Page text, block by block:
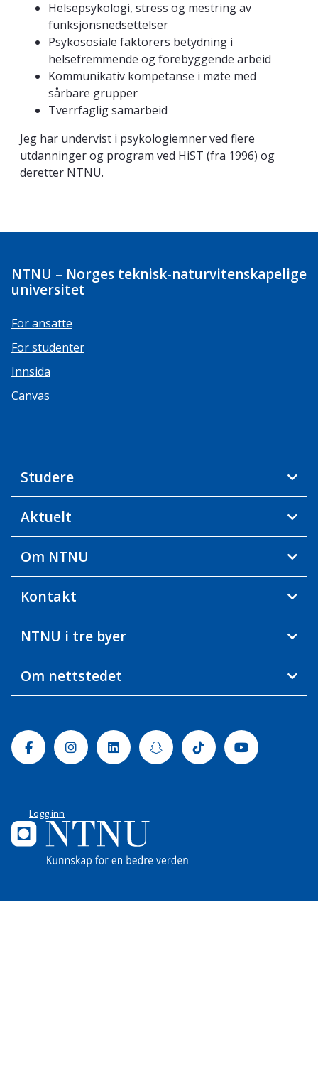
Helsepsykologi, stress og mestring av
funksjonsnedsettelser
Psykososiale faktorers betydning i
helsefremmende og forebyggende arbeid
Kommunikativ kompetanse i møte med
sårbare grupper
Tverrfaglig samarbeid
Jeg har undervist i psykologiemner ved flere
utdanninger og program ved HiST (fra 1996) og
deretter NTNU.
NTNU – Norges teknisk-naturvitenskapelige
universitet
For ansatte
For studenter
Innsida
Canvas
Studere
Aktuelt
Om NTNU
Kontakt
NTNU i tre byer
Om nettstedet
FacebookInstagramLinkedinSnapchatTiktok Youtube
Logg inn